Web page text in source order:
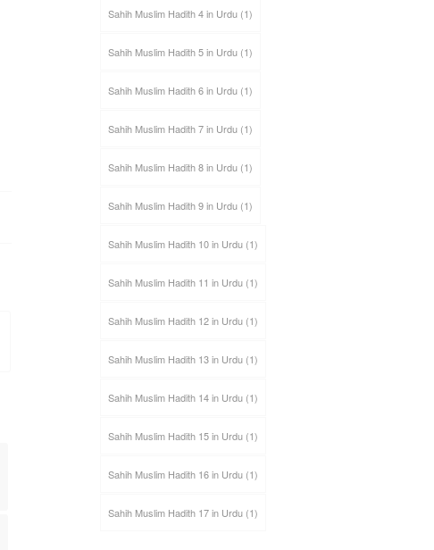
Sahih Muslim Hadith 4 in Urdu(1)
Sahih Muslim Hadith 5 in Urdu(1)
Sahih Muslim Hadith 6 in Urdu(1)
Sahih Muslim Hadith 7 in Urdu(1)
Sahih Muslim Hadith 8 in Urdu(1)
Sahih Muslim Hadith 9 in Urdu(1)
Sahih Muslim Hadith 10 in Urdu(1)
Sahih Muslim Hadith 11 in Urdu(1)
Sahih Muslim Hadith 12 in Urdu(1)
Sahih Muslim Hadith 13 in Urdu(1)
Sahih Muslim Hadith 14 in Urdu(1)
Sahih Muslim Hadith 15 in Urdu(1)
Sahih Muslim Hadith 16 in Urdu(1)
Sahih Muslim Hadith 17 in Urdu(1)